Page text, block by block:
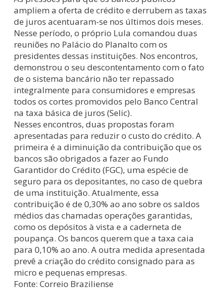
ampliem a oferta de crédito e derrubem as taxas
de juros acentuaram-se nos últimos dois meses.
Nesse período, o próprio Lula comandou duas
reuniões no Palácio do Planalto com os
presidentes dessas instituições. Nos encontros,
demonstrou o seu descontentamento com o fato
de o sistema bancário não ter repassado
integralmente para consumidores e empresas
todos os cortes promovidos pelo Banco Central
na taxa básica de juros (Selic).
Nesses encontros, duas propostas foram
apresentadas para reduzir o custo do crédito. A
primeira é a diminuição da contribuição que os
bancos são obrigados a fazer ao Fundo
Garantidor do Crédito (FGC), uma espécie de
seguro para os depositantes, no caso de quebra
de uma instituição. Atualmente, essa
contribuição é de 0,30% ao ano sobre os saldos
médios das chamadas operações garantidas,
como os depósitos à vista e a caderneta de
poupança. Os bancos querem que a taxa caia
para 0,10% ao ano. A outra medida apresentada
prevê a criação do crédito consignado para as
micro e pequenas empresas.
Fonte: Correio Braziliense